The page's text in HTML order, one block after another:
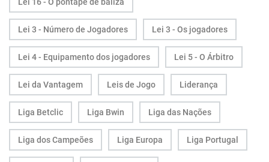
Lei 3 - Número de Jogadores Lei 3 - Os jogadores
Lei 4 - Equipamento dos jogadores Lei 5 - O Árbitro
Lei da Vantagem Leis de Jogo Liderança
Liga Betclic Liga Bwin Liga das Nações
Liga dos Campeões Liga Europa Liga Portugal